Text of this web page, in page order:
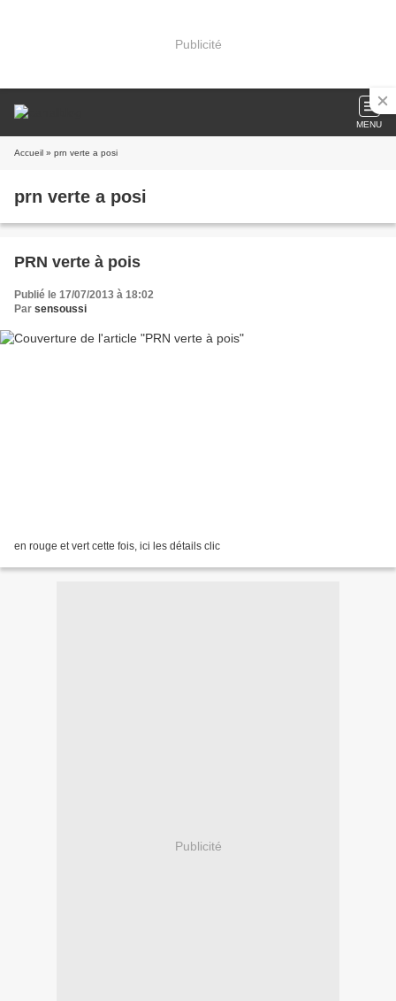
Publicité
MENU
Accueil » prn verte a posi
prn verte a posi
PRN verte à pois
Publié le 17/07/2013 à 18:02
Par sensoussi
en rouge et vert cette fois, ici les détails clic
Publicité